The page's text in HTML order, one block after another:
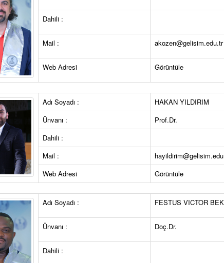
Dahili :
Mail : akozen@gelisim.edu.tr
Web Adresi Görüntüle
Adı Soyadı :
HAKAN YILDIRIM
Ünvanı :
Prof.Dr.
Dahili :
Mail :
Web Adresi
Görüntüle
Adı Soyadı : FESTUS VICTOR
Ünvanı : Doç.Dr.
Dahili :